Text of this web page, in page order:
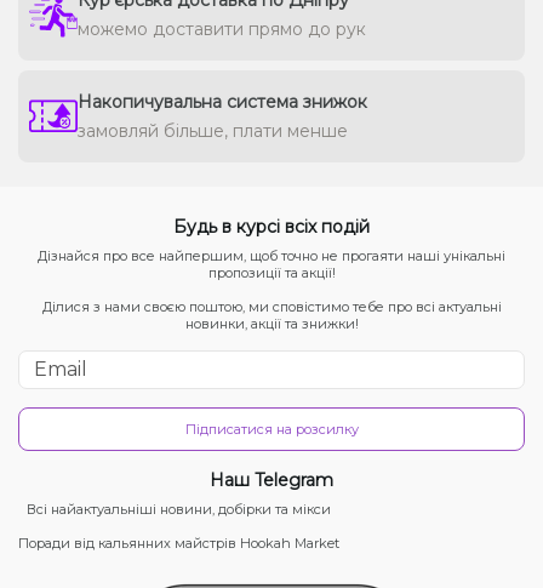
можемо доставити прямо до рук
Накопичувальна система знижок
замовляй більше, плати менше
Будь в курсі всіх подій
Дізнайся про все найпершим, щоб точно не прогаяти наші унікальні
пропозиції та акції!
Ділися з нами своєю поштою, ми сповістимо тебе про всі актуальні
новинки, акції та знижки!
Підписатися на розсилку
Наш Telegram
Всі найактуальніші новини, добірки та мікси
Поради від кальянних майстрів Hookah Market